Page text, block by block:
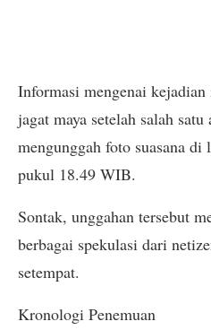
Informasi mengenai
jagat maya setelah salah
mengunggah foto suasana
pukul 18.49 WIB.
Sontak, unggahan tersebut
berbagai spekulasi dari
setempat.
Kronologi Penemuan